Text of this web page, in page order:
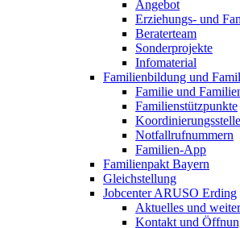
Angebot
Erziehungs- und
Beraterteam
Sonderprojekte
Infomaterial
Familienbildung und
Familie und
Familienstützpunkte
Koordinierungsstelle
Notfallrufnummern
Familien-App
Familienpakt Bayern
Gleichstellung
Jobcenter ARUSO Erding
Aktuelles und
Kontakt und